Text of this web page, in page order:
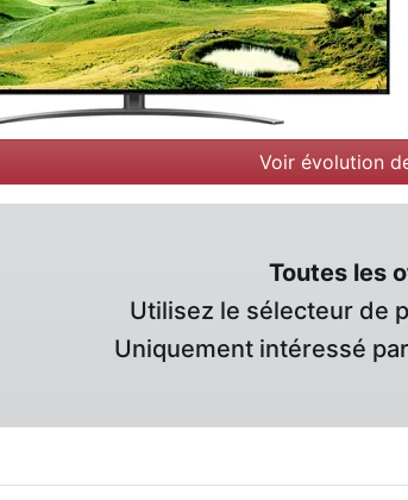
Voir évolution
Toutes les
Utilisez le sélecteur de
Uniquement intéressé